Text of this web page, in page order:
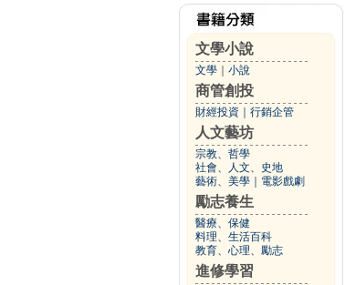
文學小說
文學 小說
商管創投
財經投資 行銷企管
人文藝坊
宗教、哲學
社會、人文、史地
藝術、美學
電影戲劇
勵志養生
醫療、保健
料理、生活百科
教育、心理、勵志
進修學習